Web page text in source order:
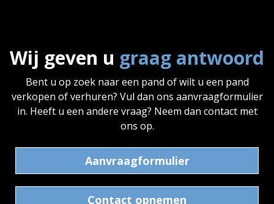
Wij geven u graag antwoord
Bent u op zoek naar een pand of wilt u een pand
verkopen of verhuren? Vul dan ons aanvraagformulier
in. Heeft u een andere vraag? Neem dan contact met
ons op.
Aanvraagformulier
Contact opnemen